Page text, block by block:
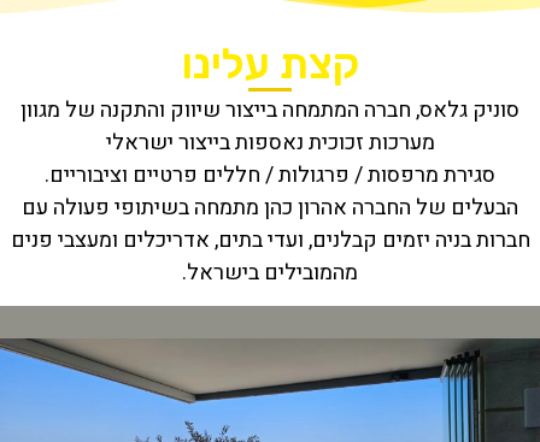
קצת עלינו
סוניק גלאס, חברה המתמחה בייצור שיווק והתקנה של מגוון
מערכות זכוכית נאספות בייצור ישראלי
סגירת מרפסות / פרגולות / חללים פרטיים וציבוריים.
הבעלים של החברה אהרון כהן מתמחה בשיתופי פעולה עם
חברות בניה יזמים קבלנים, ועדי בתים, אדריכלים ומעצבי פנים
מהמובילים בישראל.